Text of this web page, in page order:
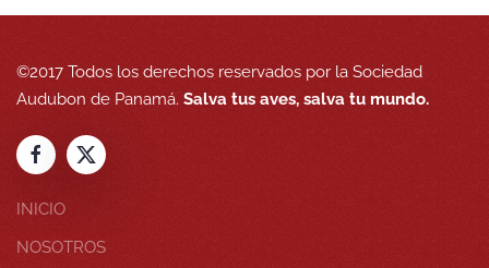
©2017 Todos los derechos reservados por la Sociedad
Audubon de Panamá. Salva tus aves, salva tu mundo.
INICIO
NOSOTROS